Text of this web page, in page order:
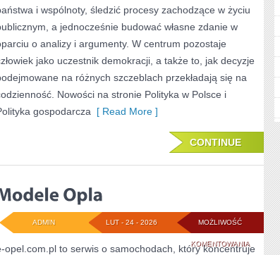
i wspólnoty, śledzić procesy zachodzące w życiu
a jednocześnie budować własne zdanie w
o analizy i argumenty. W centrum pozostaje
jako uczestnik demokracji, a także to, jak decyzje
na różnych szczeblach przekładają się na
Nowości na stronie Polityka w Polsce i
gospodarcza [ Read More ]
CONTINUE
MOŻLIWOŚĆ
KOMENTOWANIAMODELE
LUT - 24 - 2026
ADMIN
opel.com.pl to serwis o samochodach, który koncentruje